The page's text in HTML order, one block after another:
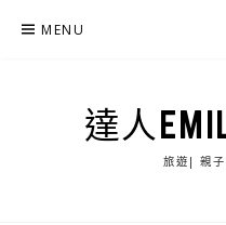
MENU
達人
旅遊| 親